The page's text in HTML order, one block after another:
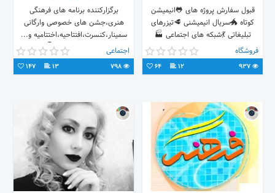
قبول سفارش پروژه های 🐸انیمیشن
کوتاه 🐲سریال انیمیشنی 🥩تیزرهای
تبلیغاتی 💃شبکه های اجتماعی 🏭
مدلسازی و سیمولیشن های سه بعدی
صنعتی و ...
فروشگاه
12
64
برگزارکننده برنامه های فرهنگی
هنری،جشن های خصوصی وارگانی
سمینار،کنسرت،افتتاحیه،اختتامیه و...
باشما درسرتاسر ایران 👇 رزرو
برنامه=دایرکت
اجتماعی
13
147